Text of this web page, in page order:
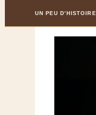
Content
la
UN PEU D'HISTOIRE